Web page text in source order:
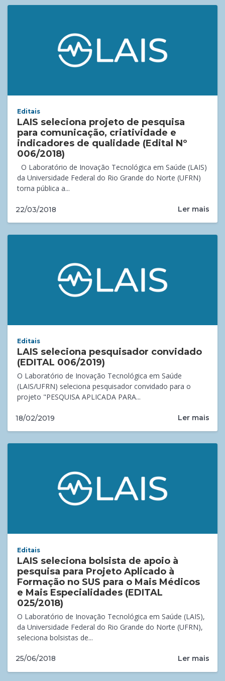
Editais
LAIS seleciona projeto de pesquisa
para comunicação, criatividade e
indicadores de qualidade (Edital Nº
006/2018)
O Laboratório de Inovação Tecnológica em Saúde (LAIS)
da Universidade Federal do Rio Grande do Norte (UFRN)
torna pública a...
22/03/2018 Ler mais
Editais
LAIS seleciona pesquisador convidado
(EDITAL 006/2019)
O Laboratório de Inovação Tecnológica em Saúde
(LAIS/UFRN) seleciona pesquisador convidado para o
projeto "PESQUISA APLICADA PARA...
18/02/2019 Ler mais
Editais
LAIS seleciona bolsista de apoio à
pesquisa para Projeto Aplicado à
Formação no SUS para o Mais Médicos
e Mais Especialidades (EDITAL
025/2018)
O Laboratório de Inovação Tecnológica em Saúde (LAIS),
da Universidade Federal do Rio Grande do Norte (UFRN),
seleciona bolsistas de...
25/06/2018 Ler mais